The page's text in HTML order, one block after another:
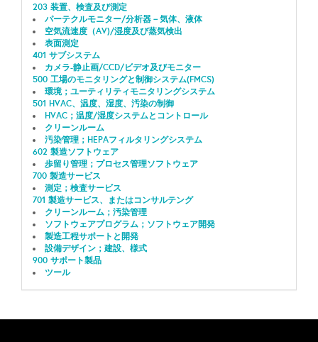
203 装置、検査及び測定
パーテクルモニター/分析器－気体、液体
空気流速度（AV)/湿度及び蒸気検出
表面測定
401 サブシステム
カメラ-静止画/CCD/ビデオ及びモニター
500 工場のモニタリングと制御システム(FMCS)
環境；ユーティリティモニタリングシステム
501 HVAC、温度、湿度、汚染の制御
HVAC；温度/湿度システムとコントロール
クリーンルーム
汚染管理；HEPAフィルタリングシステム
602 製造ソフトウェア
歩留り管理；プロセス管理ソフトウェア
700 製造サービス
測定；検査サービス
701 製造サービス、またはコンサルテング
クリーンルーム；汚染管理
ソフトウェアプログラム；ソフトウェア開発
製造工程サポートと開発
設備デザイン；建設、様式
900 サポート製品
ツール